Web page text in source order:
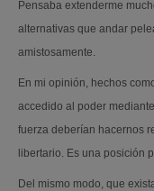
Pensaba extenderme
alternativas que andar
amistosamente.
En mi opinión, hechos
accedido al poder
fuerza deberían hacernos
libertario. Es una posición
Del mismo modo, que